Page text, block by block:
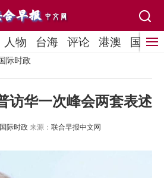
人物 台海 评论 港澳 国际
际时政
访华一次峰会两套表述
国际时政 来源： 联合早报中文网